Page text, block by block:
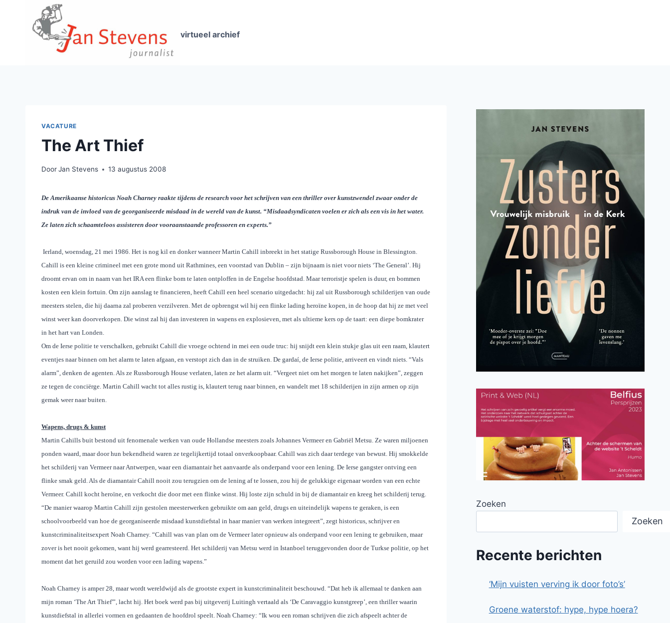
virtueel archief
VACATURE
The Art Thief
DoorJan Stevens 13 augustus 2008
De Amerikaanse historicus Noah Charney raakte tijdens de research voor het schrijven van een thriller over kunstzwendel zwaar onder de
indruk van de invloed van de georganiseerde misdaad in de wereld van de kunst. “Misdaadsyndicaten voelen er zich als een vis in het water.
Ze laten zich schaamteloos assisteren door vooraanstaande professoren en experts.”
Ierland, woensdag, 21 mei 1986. Het is nog kil en donker wanneer Martin Cahill inbreekt in het statige Russborough House in Blessington.
Cahill is een kleine crimineel met een grote mond uit Rathmines, een voorstad van Dublin – zijn bijnaam is niet voor niets ‘The General’. Hij
droomt ervan om in naam van het IRA een flinke bom te laten ontploffen in de Engelse hoofdstad. Maar terroristje spelen is duur, en bommen
kosten een klein fortuin. Om zijn aanslag te financieren, heeft Cahill een heel scenario uitgedacht: hij zal uit Russborough schilderijen van oude
meesters stelen, die hij daarna zal proberen verzilveren. Met de opbrengst wil hij een flinke lading heroïne kopen, in de hoop dat hij ze met veel
winst weer kan doorverkopen. Die winst zal hij dan investeren in wapens en explosieven, met als ultieme kers op de taart: een diepe bomkrater
in het hart van Londen.
Om de Ierse politie te verschalken, gebruikt Cahill die vroege ochtend in mei een oude truc: hij snijdt een klein stukje glas uit een raam, klautert
eventjes naar binnen om het alarm te laten afgaan, en verstopt zich dan in de struiken. De gardaí, de Ierse politie, arriveert en vindt niets. “Vals
alarm”, denken de agenten. Als ze Russborough House verlaten, laten ze het alarm uit. “Vergeet niet om het morgen te laten nakijken”, zeggen
ze tegen de conciërge. Martin Cahill wacht tot alles rustig is, klautert terug naar binnen, en wandelt met 18 schilderijen in zijn armen op zijn
gemak weer naar buiten.
Wapens, drugs & kunst
Martin Cahills buit bestond uit fenomenale werken van oude Hollandse meesters zoals Johannes Vermeer en Gabriël Metsu. Ze waren miljoenen
ponden waard, maar door hun bekendheid waren ze tegelijkertijd totaal onverkoopbaar. Cahill was zich daar terdege van bewust. Hij smokkelde
het schilderij van Vermeer naar Antwerpen, waar een diamantair het aanvaarde als onderpand voor een lening. De Ierse gangster ontving een
flinke smak geld. Als de diamantair Cahill nooit zou terugzien om de lening af te lossen, zou hij de gelukkige eigenaar worden van een echte
Vermeer. Cahill kocht heroïne, en verkocht die door met een flinke winst. Hij loste zijn schuld in bij de diamantair en kreeg het schilderij terug.
“De manier waarop Martin Cahill zijn gestolen meesterwerken gebruikte om aan geld, drugs en uiteindelijk wapens te geraken, is een
schoolvoorbeeld van hoe de georganiseerde misdaad kunstdiefstal in haar manier van werken integreert”, zegt historicus, schrijver en
kunstcriminaliteitsexpert Noah Charney. “Cahill was van plan om de Vermeer later opnieuw als onderpand voor een lening te gebruiken, maar
zover is het nooit gekomen, want hij werd gearresteerd. Het schilderij van Metsu werd in Istanboel teruggevonden door de Turkse politie, op het
moment dat het geruild zou worden voor een lading wapens.”
Noah Charney is amper 28, maar wordt wereldwijd als de grootste expert in kunstcriminaliteit beschouwd. “Dat heb ik allemaal te danken aan
mijn roman ‘The Art Thief'”, lacht hij. Het boek werd pas bij uitgeverij Luitingh vertaald als ‘De Caravaggio kunstgreep’, een thriller waarin
kunstdiefstal in allerlei vormen en gedaanten de hoofdrol speelt. Noah Charney: “Ik wou een roman schrijven die zich afspeelt achter de
Zoeken
Zoeken
Recente berichten
‘Mijn vuisten verving ik door foto’s’
Groene waterstof: hype, hype hoera?